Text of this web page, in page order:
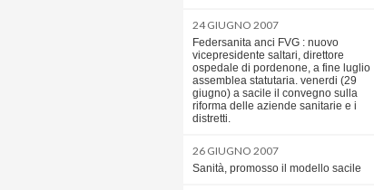
24 GIUGNO 2007
Federsanita anci FVG : nuovo
vicepresidente saltari, direttore
ospedale di pordenone, a fine luglio
assemblea statutaria. venerdi (29
giugno) a sacile il convegno sulla
riforma delle aziende sanitarie e i
distretti.
26 GIUGNO 2007
Sanità, promosso il modello sacile